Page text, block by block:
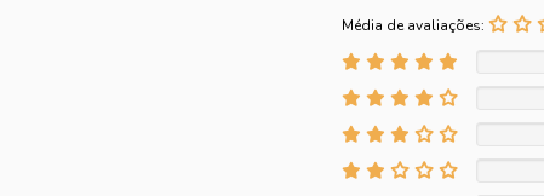
Média de avaliações: